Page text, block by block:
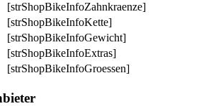
[strShopBikeInfoZahnkraenze]
[strShopBikeInfoKette]
[strShopBikeInfoGewicht]
[strShopBikeInfoExtras]
[strShopBikeInfoGroessen]